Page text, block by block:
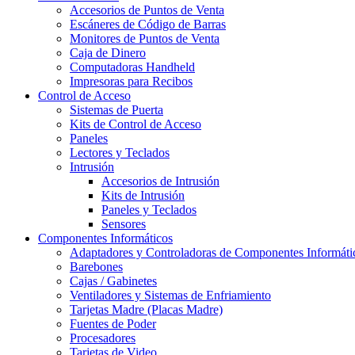
Accesorios de Puntos de Venta
Escáneres de Código de Barras
Monitores de Puntos de Venta
Caja de Dinero
Computadoras Handheld
Impresoras para Recibos
Control de Acceso
Sistemas de Puerta
Kits de Control de Acceso
Paneles
Lectores y Teclados
Intrusión
Accesorios de Intrusión
Kits de Intrusión
Paneles y Teclados
Sensores
Componentes Informáticos
Adaptadores y Controladoras de Componentes
Barebones
Cajas / Gabinetes
Ventiladores y Sistemas de Enfriamiento
Tarjetas Madre (Placas Madre)
Fuentes de Poder
Procesadores
Tarjetas de Video